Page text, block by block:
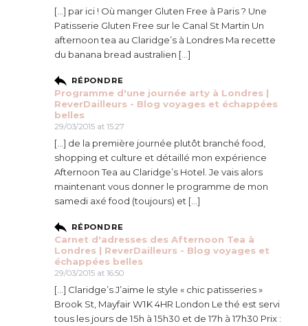
[…] par ici ! Où manger Gluten Free à Paris ? Une
Patisserie Gluten Free sur le Canal St Martin Un
afternoon tea au Claridge’s à Londres Ma recette
du banana bread australien […]
RÉPONDRE
Programme d'une journée arty à Londres |
ReverDailleurs - Blog voyages et échappées
belles
29/03/2015 at 15:27
[…] de la première journée plutôt branché food,
shopping et culture et détaillé mon expérience
Afternoon Tea au Claridge’s Hotel. Je vais alors
maintenant vous donner le programme de mon
samedi axé food (toujours) et […]
RÉPONDRE
Carnet d'adresses des Afternoon Tea à
Londres | ReverDailleurs - Blog voyages et
échappées belles
29/03/2015 at 16:50
[…] Claridge’s J’aime le style « chic patisseries »
Brook St, Mayfair W1K 4HR London Le thé est servi
tous les jours de 15h à 15h30 et de 17h à 17h30 Prix :